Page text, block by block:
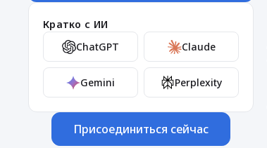
Кратко с ИИ
ChatGPT
Claude
Gemini Perplexity
Присоединиться сейчас